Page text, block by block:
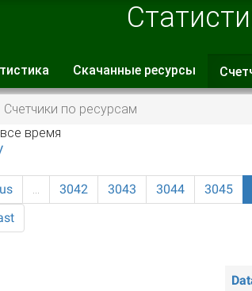
Скачанные ресурсы
Счетчики по ресурсам
время
… 3042 3043 3044 3045